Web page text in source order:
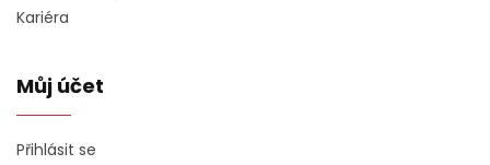
Kariéra
Můj účet
Přihlásit se